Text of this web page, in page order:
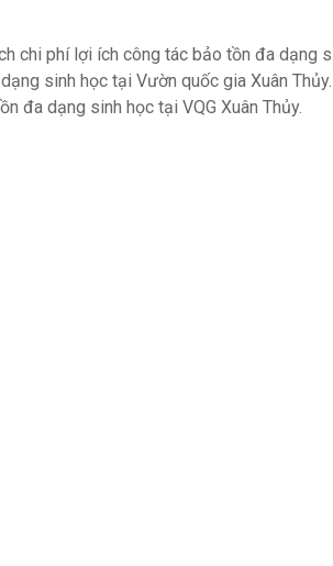
chi phí lợi ích công tác bảo tồn đa dạng
sinh học tại Vườn quốc gia Xuân
đa dạng sinh học tại VQG Xuân Thủy.